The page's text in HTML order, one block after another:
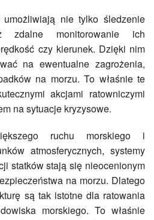
umożliwiają nie tylko śledzenie
zdalne monitorowanie ich
czy kierunek. Dzięki nim
na ewentualne zagrożenia,
na morzu. To właśnie te
akcjami ratowniczymi
na sytuacje kryzysowe.
ruchu morskiego i
atmosferycznych, systemy
statków stają się nieocenionym
na morzu. Dlatego
są tak istotne dla ratowania
morskiego. To właśnie